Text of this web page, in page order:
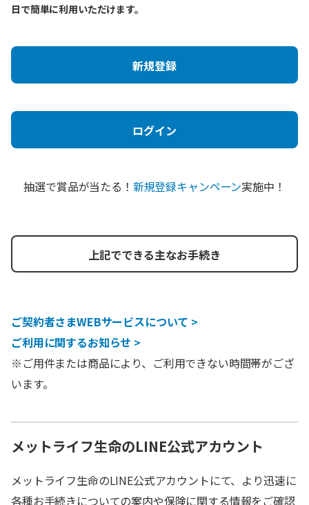
日で簡単に利用いただけます。
新規登録
ログイン
抽選で賞品が当たる！ 新規登録キャンペーン実施中！
上記でできる主なお手続き
ご契約者さまWEBサービスについて >
ご利用に関するお知らせ >
※ご用件または商品により、ご利用できない時間帯がござ
います。
メットライフ生命のLINE公式アカウント
メットライフ生命のLINE公式アカウントにて、より迅速に
各種お手続きについての案内や保険に関する情報をご確認